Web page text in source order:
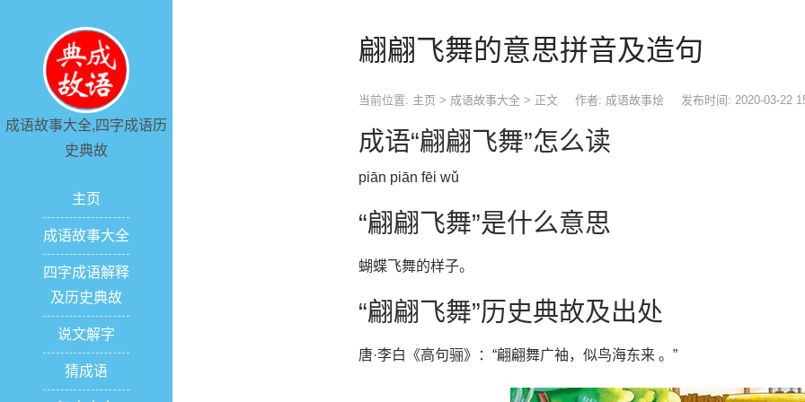
成语故事大全,四字成语历
史典故
主页
成语故事大全
四字成语解释
及历史典故
说文解字
猜成语
翩翩飞舞的意思拼音及造句
当前位置: 主页 > 成语故事大全 > 正文 作者: 成语故事烩 发布时间: 2020-03-22
成语“翩翩飞舞”怎么读
piān piān fēi wǔ
“翩翩飞舞”是什么意思
蝴蝶飞舞的样子。
“翩翩飞舞”历史典故及出处
唐·李白《高句骊》：“翩翩舞广袖，似鸟海东来 。”